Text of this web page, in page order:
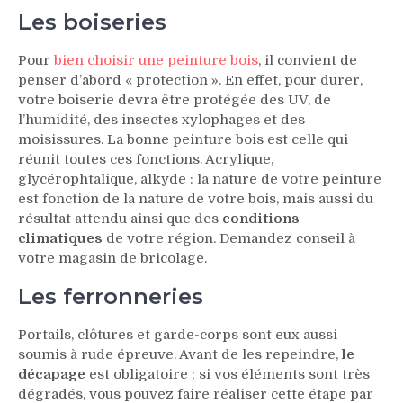
Les boiseries
Pour bien choisir une peinture bois, il convient de
penser d’abord « protection ». En effet, pour durer,
votre boiserie devra être protégée des UV, de
l’humidité, des insectes xylophages et des
moisissures. La bonne peinture bois est celle qui
réunit toutes ces fonctions. Acrylique,
glycérophtalique, alkyde : la nature de votre peinture
est fonction de la nature de votre bois, mais aussi du
résultat attendu ainsi que des conditions
climatiques de votre région. Demandez conseil à
votre magasin de bricolage.
Les ferronneries
Portails, clôtures et garde-corps sont eux aussi
soumis à rude épreuve. Avant de les repeindre, le
décapage est obligatoire ; si vos éléments sont très
dégradés, vous pouvez faire réaliser cette étape par